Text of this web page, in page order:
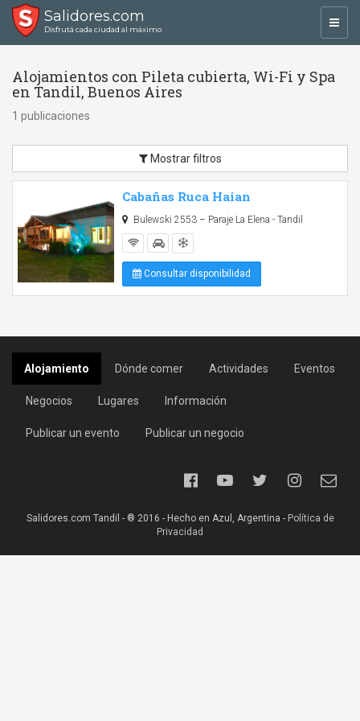
Salidores.com
Disfrutá cada ciudad al máximo
Alojamientos con Pileta cubierta, Wi-Fi y Spa
en Tandil, Buenos Aires
1 publicaciones
Mostrar filtros
Cabañas Ruca Haian
Bulewski 2553 – Paraje La Elena - Tandil
Consultar disponibilidad
Alojamiento Dónde comer Actividades Eventos
Negocios Lugares Información
Publicar un evento Publicar un negocio
Salidores.com Tandil - ® 2016 - Hecho en Azul, Argentina - Política de
Privacidad